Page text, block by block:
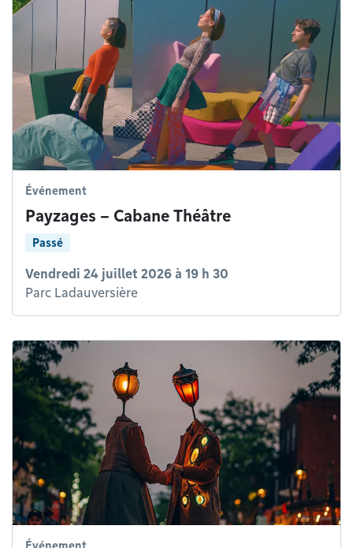
Événement
Payzages – Cabane Théâtre
Passé
Vendredi 24 juillet 2026 à 19 h 30
Parc Ladauversière